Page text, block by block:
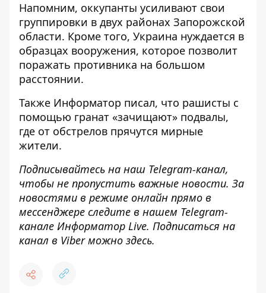
Напомним, оккупанты усиливают свои
группировки в двух районах Запорожской
области. Кроме того, Украина нуждается в
образцах вооружения, которое позволит
поражать противника на большом
расстоянии.
Также Информатор писал, что рашисты с
помощью гранат «зачищают» подвалы,
где от обстрелов прячутся мирные
жители.
Подписывайтесь на наш Telegram-канал,
чтобы не пропустить важные новости. За
новостями в режиме онлайн прямо в
мессенджере следите в нашем Telegram-
канале Информатор Live. Подписаться на
канал в Viber можно здесь.